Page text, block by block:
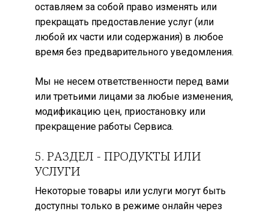
оставляем за собой право изменять или
прекращать предоставление услуг (или
любой их части или содержания) в любое
время без предварительного уведомления.
Мы не несем ответственности перед вами
или третьими лицами за любые изменения,
модификацию цен, приостановку или
прекращение работы Сервиса.
5. РАЗДЕЛ - ПРОДУКТЫ ИЛИ
УСЛУГИ
Некоторые товары или услуги могут быть
доступны только в режиме онлайн через